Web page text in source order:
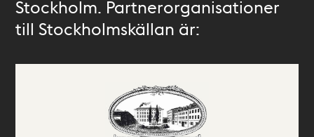
Stockholm. Partnerorganisationer
till Stockholmskällan är: